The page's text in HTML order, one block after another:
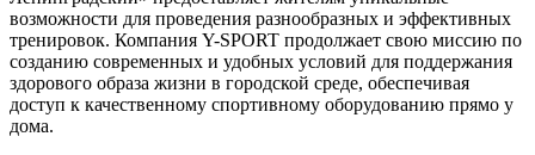
возможности для проведения разнообразных и эффективных
тренировок. Компания Y-SPORT продолжает свою миссию по
созданию современных и удобных условий для поддержания
здорового образа жизни в городской среде, обеспечивая
доступ к качественному спортивному оборудованию прямо у
дома.